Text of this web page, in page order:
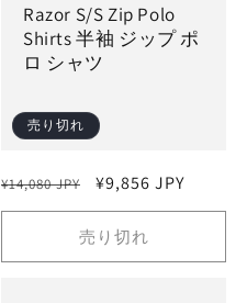
Razor S/S Zip Polo
Shirts 半袖 ジップ ポ
ロ シャツ
売り切れ
通
常
格
¥14,080 JPY
セ
ー
ル
価
¥9,856 JPY
売り切れ